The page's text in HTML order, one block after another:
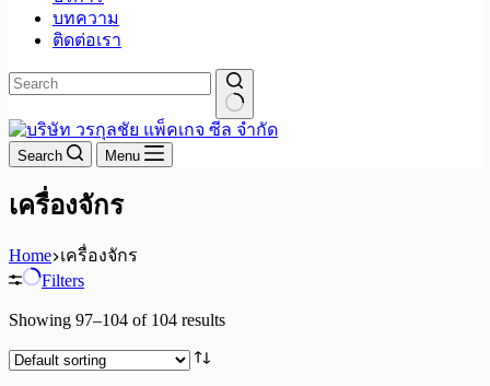
บทความ
ติดต่อเรา
No
results
Search Menu
เครื่องจักร
Home เครื่องจักร
Filters
Showing 97–104 of 104 results